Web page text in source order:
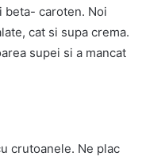
beta- caroten. Noi
cat si supa crema.
supei si a mancat
crutoanele. Ne plac